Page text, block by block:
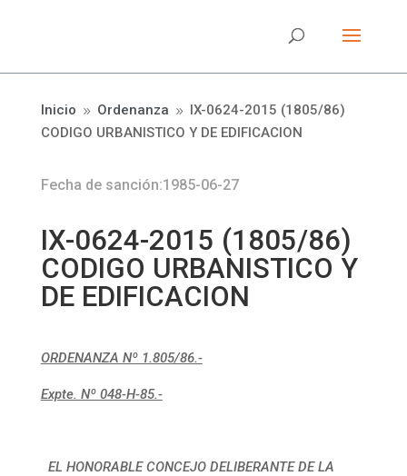
Inicio 9 Ordenanza 9 IX-0624-2015 (1805/86)
CODIGO URBANISTICO Y DE EDIFICACION
Fecha de sanción:1985-06-27
IX-0624-2015 (1805/86)
CODIGO URBANISTICO Y
DE EDIFICACION
ORDENANZA Nº 1.805/86.-
Expte. Nº 048-H-85.-
EL HONORABLE CONCEJO DELIBERANTE DE LA